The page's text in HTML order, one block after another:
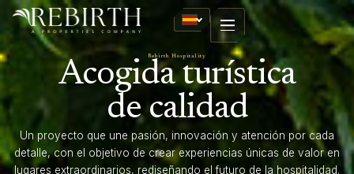
Rebirth Hospitality
Acogida turística
de calidad
Un proyecto que une pasión, innovación y atención por cada
detalle, con el objetivo de crear experiencias únicas de valor en
lugares extraordinarios, rediseñando el futuro de la hospitalidad.